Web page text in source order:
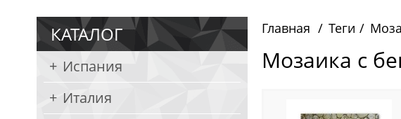
КАТАЛОГ
Испания
Италия
Главная Теги
Мозаика с